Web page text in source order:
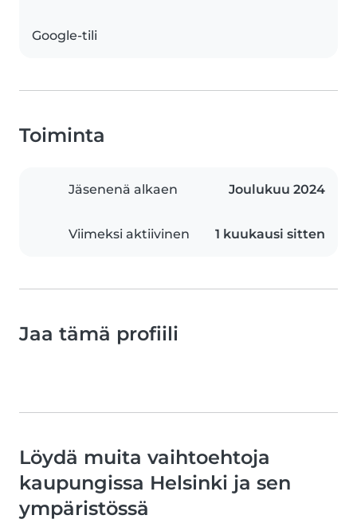
Google-tili
Toiminta
Jäsenenä alkaen Joulukuu 2024
Viimeksi aktiivinen 1 kuukausi sitten
Jaa tämä profiili
Löydä muita vaihtoehtoja
kaupungissa Helsinki ja sen
ympäristössä